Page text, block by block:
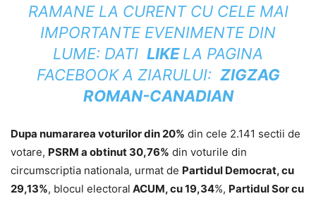
RAMANE LA CURENT CU CELE MAI
IMPORTANTE EVENIMENTE DIN
LUME: DATI LIKELA PAGINA
FACEBOOK A ZIARULUI: ZIGZAG
ROMAN-CANADIAN
Dupa numararea voturilor din 20% din cele 2.141 sectii de
votare, PSRM a obtinut 30,76% din voturile din
circumscriptia nationala, urmat de Partidul Democrat, cu
29,13%, blocul electoral ACUM, cu 19,34%, Partidul Sor cu